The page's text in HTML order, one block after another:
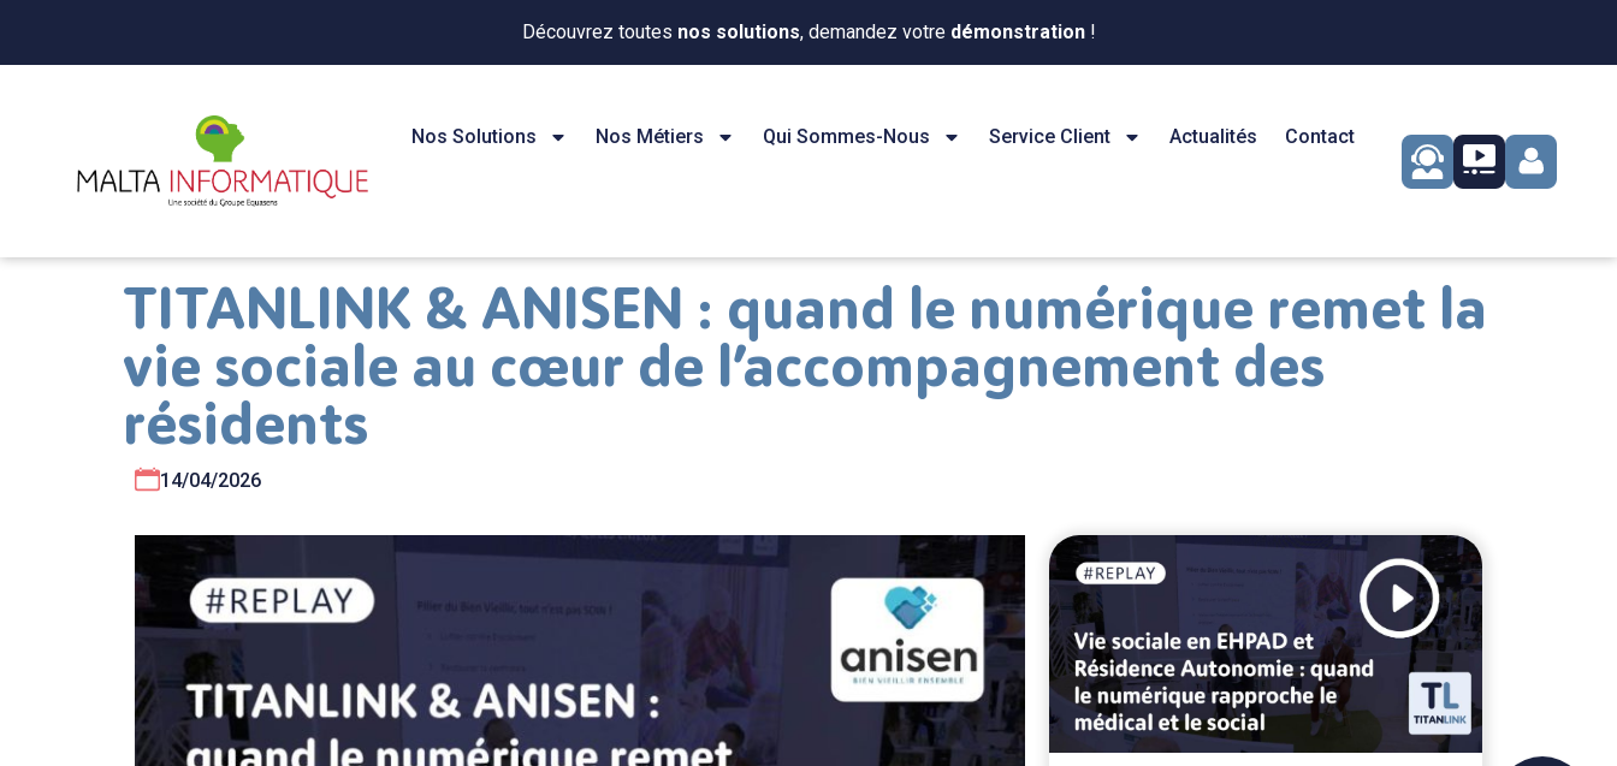
Découvrez toutes nos solutions, demandez votre démonstration !
Nos Solutions Nos Métiers Qui Sommes-Nous Service Client Actualités Contact
TITANLINK & ANISEN : quand le numérique remet la
vie sociale au cœur de l’accompagnement des
résidents
14/04/2026